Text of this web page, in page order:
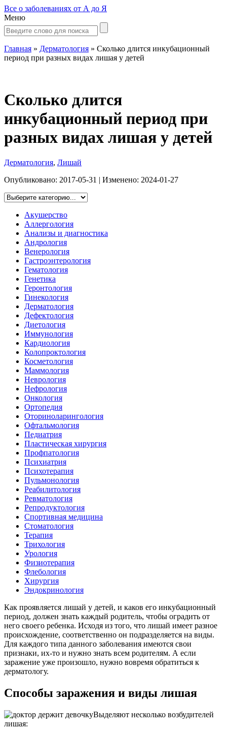
Все о заболеваниях от А до Я
Меню
Главная » Дерматология » Сколько длится инкубационный
период при разных видах лишая у детей
Сколько длится
инкубационный период при
разных видах лишая у детей
Дерматология, Лишай
Опубликовано: 2017-05-31 | Изменено: 2024-01-27
Акушерство
Аллергология
Анализы и диагностика
Андрология
Венерология
Гастроэнтерология
Гематология
Генетика
Геронтология
Гинекология
Дерматология
Дефектология
Диетология
Иммунология
Кардиология
Колопроктология
Косметология
Маммология
Неврология
Нефрология
Онкология
Ортопедия
Оториноларингология
Офтальмология
Педиатрия
Пластическая хирургия
Профпатология
Психиатрия
Психотерапия
Пульмонология
Реабилитология
Ревматология
Репродуктология
Спортивная медицина
Стоматология
Терапия
Трихология
Урология
Физиотерапия
Флебология
Хирургия
Эндокринология
Как проявляется лишай у детей, и каков его инкубационный
период, должен знать каждый родитель, чтобы оградить от
него своего ребенка. Исходя из того, что лишай имеет разное
происхождение, соответственно он подразделяется на виды.
Для каждого типа данного заболевания имеются свои
признаки, их-то и нужно знать всем родителям. А если
заражение уже произошло, нужно вовремя обратиться к
дерматологу.
Способы заражения и виды лишая
Выделяют несколько возбудителей
лишая: